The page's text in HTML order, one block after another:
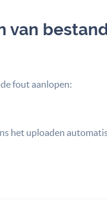
van
fout aanlopen:
het uploaden